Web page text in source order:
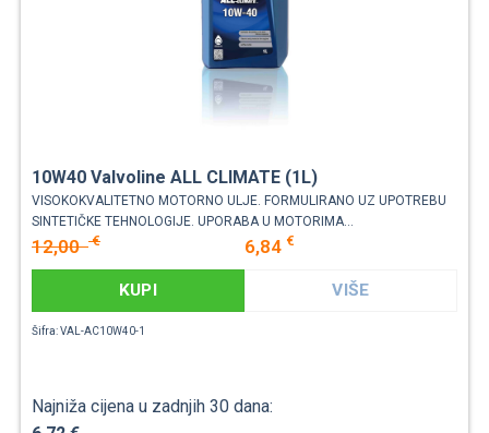
10W40 Valvoline ALL CLIMATE (1L)
VISOKOKVALITETNO MOTORNO ULJE. FORMULIRANO UZ UPOTREBU
SINTETIČKE TEHNOLOGIJE. UPORABA U MOTORIMA...
12,00€ 6,84 €
KUPI VIŠE
Šifra: VAL-AC10W40-1
Najniža cijena u zadnjih 30 dana: